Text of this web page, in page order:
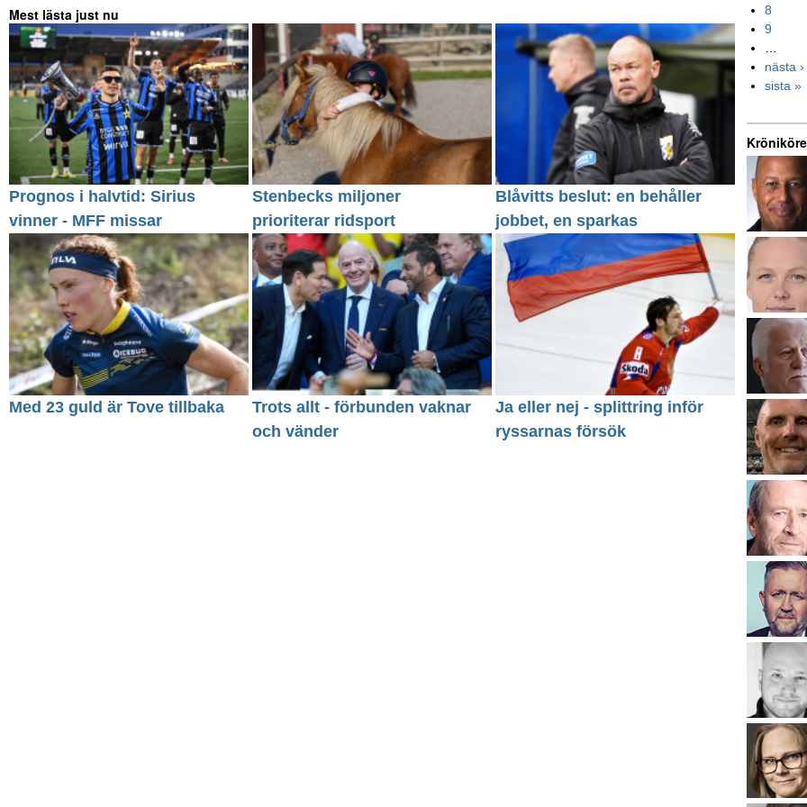
Mest lästa just nu
Prognos i halvtid: Sirius
vinner - MFF missar
Stenbecks miljoner
prioriterar ridsport
Blåvitts beslut: en behåller
jobbet, en sparkas
Med 23 guld är Tove tillbaka
Trots allt - förbunden vaknar
och vänder
Ja eller nej - splittring inför
ryssarnas försök
8
9
…
nästa ›
sista »